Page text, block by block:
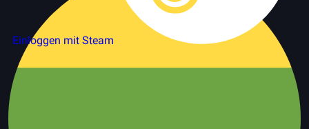
Einloggen mit Steam